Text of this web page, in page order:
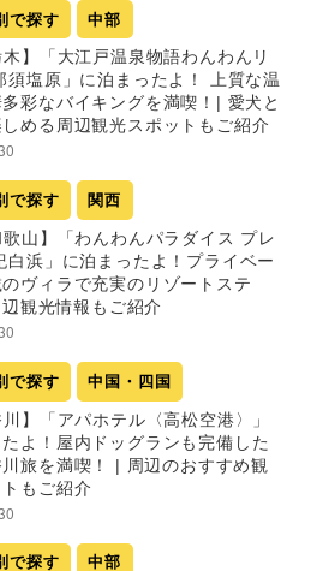
で探す 中部
木】「大江戸温泉物語わんわんリ
須塩原」に泊まったよ！ 上質な温
彩なバイキングを満喫！| 愛犬と
める周辺観光スポットもご紹介
で探す 関西
歌山】「わんわんパラダイス プレ
白浜」に泊まったよ！プライベー
のヴィラで充実のリゾートステ
観光情報もご紹介
で探す 中国・四国
川】「アパホテル〈高松空港〉」
よ！屋内ドッグランも完備した
旅を満喫！ | 周辺のおすすめ観
もご紹介
で探す 中部